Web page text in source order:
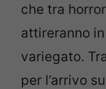
che tra
attireranno
variegato.
per l’arrivo